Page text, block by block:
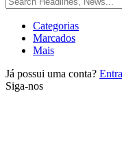
Categorias
Marcados
Mais
Já possui uma conta?
Siga-nos